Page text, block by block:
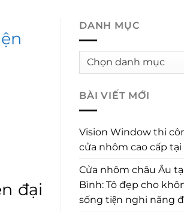
đại
DANH MỤC
Danh
BÀI VIẾT MỚI
Vision Window thi
cửa nhôm cao cấp tại
Cửa nhôm châu Âu
Bình: Tô đẹp cho
sống tiện nghi năng